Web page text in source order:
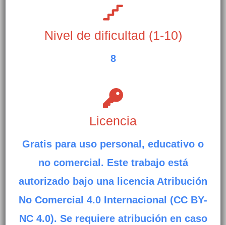
Nivel de dificultad (1-10)
8
Licencia
Gratis para uso personal, educativo o
no comercial. Este trabajo está
autorizado bajo una licencia Atribución
No Comercial 4.0 Internacional (CC BY-
NC 4.0). Se requiere atribución en caso